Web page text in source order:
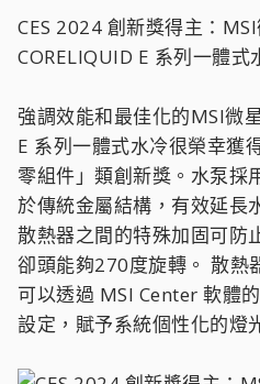
CES 2024 創新獎得主：
CORELIQUID E 系列一體式
強調效能和最佳化的MSI微
E 系列一體式水冷很榮幸獲
零組件」類創新獎。水泵採
於傳統金屬結構，有效延長
散熱器之間的特殊加固可防
卻頭能夠270度旋轉。 散熱
可以透過 MSI Center 軟體
設定，賦予系統個性化的燈